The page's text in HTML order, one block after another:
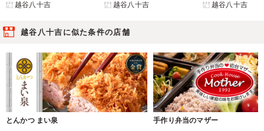
越谷八十吉 越谷八十吉 越谷八十吉
越谷八十吉に似た条件の店舗
とんかつ まい泉 手作り弁当のマザー